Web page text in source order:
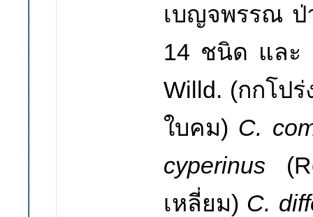
เบญจพรรณ ป่
14 ชนิด และ
Willd. (กกโปร่
ใบคม) C.
cyperinus
เหลี่ยม) C.